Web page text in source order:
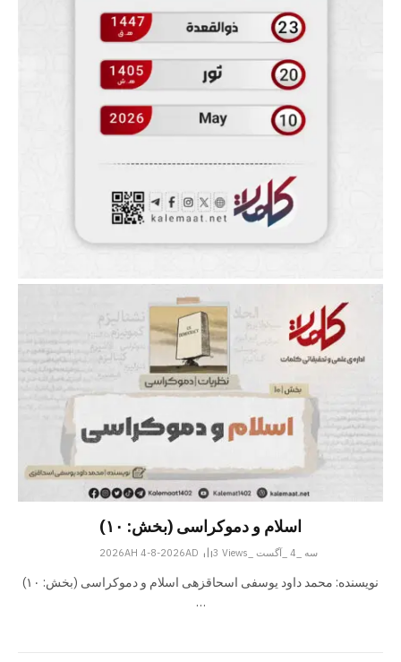
اسلام و دموکراسی (بخش: ۱۰)
سه _4 _آگست _2026AH 4-8-2026AD 3 Views
نویسنده: محمد داود یوسفی اسحاقزهی اسلام و دموکراسی (بخش: ۱۰)
…